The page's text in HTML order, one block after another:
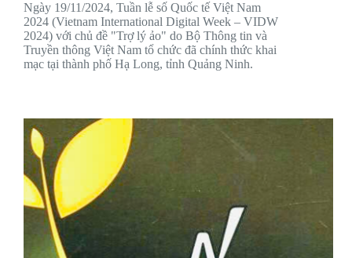
Ngày 19/11/2024, Tuần lễ số Quốc tế Việt Nam
2024 (Vietnam International Digital Week – VIDW
2024) với chủ đề "Trợ lý ảo" do Bộ Thông tin và
Truyền thông Việt Nam tổ chức đã chính thức khai
mạc tại thành phố Hạ Long, tỉnh Quảng Ninh.